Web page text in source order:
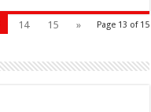
Page 13 of 15
14 15 »